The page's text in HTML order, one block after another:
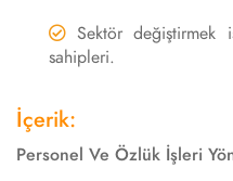
Sektör değiştirmek
sahipleri.
İçerik:
Personel Ve Özlük İşleri